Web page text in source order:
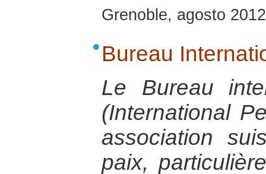
Grenoble, agosto 2012
Bureau
Le Bureau
(International
association
paix,